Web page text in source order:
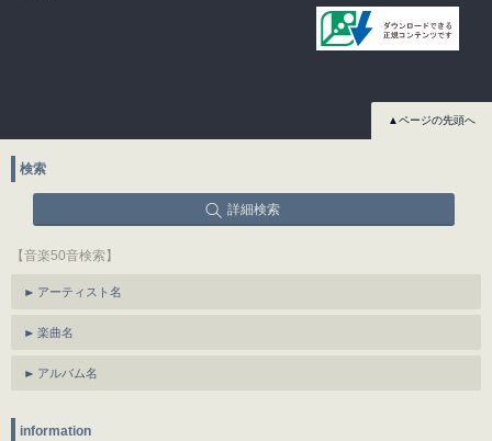
▲ページの先頭へ
検索
詳細検索
【音楽50音検索】
アーティスト名
楽曲名
アルバム名
information